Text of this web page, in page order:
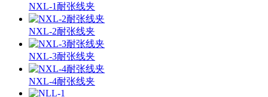
NXL-1耐张线夹
NXL-2耐张线夹
NXL-3耐张线夹
NXL-4耐张线夹